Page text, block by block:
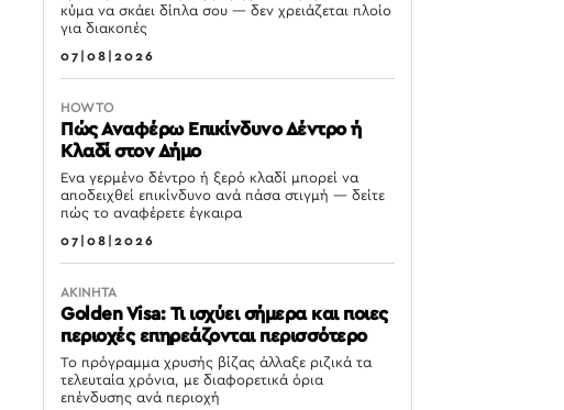
κύμα να σκάει δίπλα σου — δεν χρειάζεται πλοίο
για διακοπές
07|08|2026
HOW TO
Πώς Αναφέρω Επικίνδυνο Δέντρο ή
Κλαδί στον Δήμο
Ένα γερμένο δέντρο ή ξερό κλαδί μπορεί να
αποδειχθεί επικίνδυνο ανά πάσα στιγμή — δείτε
πώς το αναφέρετε έγκαιρα
07|08|2026
ΑΚΙΝΗΤΑ
Golden Visa: Τι ισχύει σήμερα και ποιες
περιοχές επηρεάζονται περισσότερο
Το πρόγραμμα χρυσής βίζας άλλαξε ριζικά τα
τελευταία χρόνια, με διαφορετικά όρια
επένδυσης ανά περιοχή